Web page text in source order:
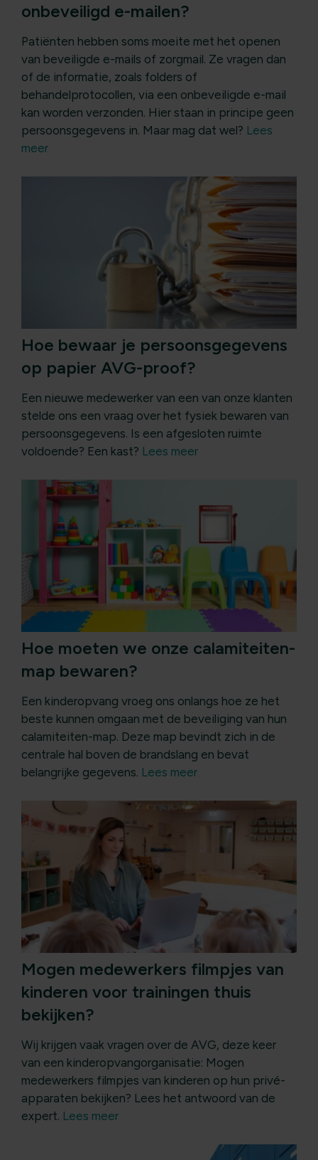
onbeveiligd e-mailen?
Patiënten hebben soms moeite met het openen
van beveiligde e-mails of zorgmail. Ze vragen dan
of de informatie, zoals folders of
behandelprotocollen, via een onbeveiligde e-mail
kan worden verzonden. Hier staan in principe geen
persoonsgegevens in. Maar mag dat wel? Lees
meer
Hoe bewaar je persoonsgegevens
op papier AVG-proof?
Een nieuwe medewerker van een van onze klanten
stelde ons een vraag over het fysiek bewaren van
persoonsgegevens. Is een afgesloten ruimte
voldoende? Een kast? Lees meer
Hoe moeten we onze calamiteiten-
map bewaren?
Een kinderopvang vroeg ons onlangs hoe ze het
beste kunnen omgaan met de beveiliging van hun
calamiteiten-map. Deze map bevindt zich in de
centrale hal boven de brandslang en bevat
belangrijke gegevens. Lees meer
Mogen medewerkers filmpjes van
kinderen voor trainingen thuis
bekijken?
Wij krijgen vaak vragen over de AVG, deze keer
van een kinderopvangorganisatie: Mogen
medewerkers filmpjes van kinderen op hun privé-
apparaten bekijken? Lees het antwoord van de
expert. Lees meer